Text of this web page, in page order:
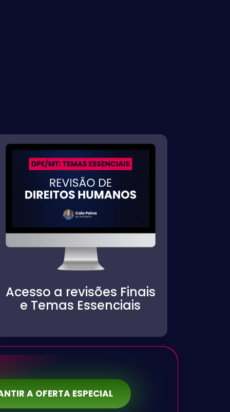
Acesso a revisões Finais
e Temas Essenciais​
A OFERTA ESPECIAL